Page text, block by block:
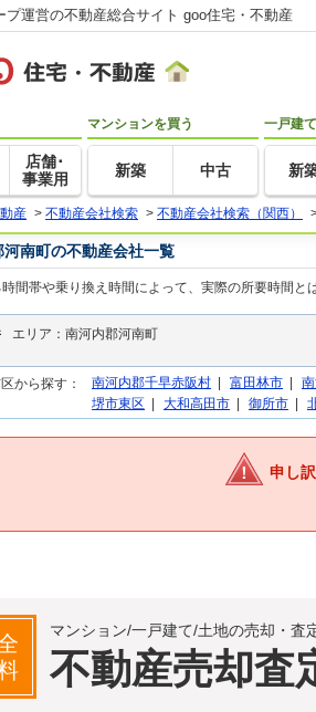
プ運営の不動産総合サイト goo住宅・不動産
店舗･
事業用
マンションを買う
新築 中古
一戸建
新
産 > 不動産会社検索 > 不動産会社検索（関西）
河南町の不動産会社一覧
間帯や乗り換え時間によって、実際の所要時間と
エリア：南河内郡河南町
から探す： 南河内郡千早赤阪村 | 富田林市 |
堺市東区 | 大和高田市 | 御所市 |
申し
マンション/一戸建て/土地の売却・査
不動産売却査